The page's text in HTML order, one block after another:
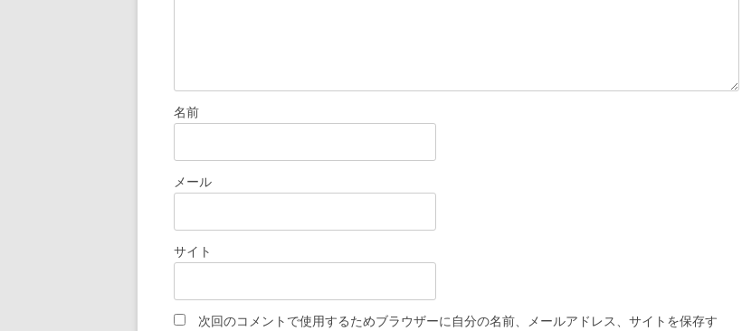
名前
メール
サイト
次回のコメントで使用するためブラウザーに自分の名前、メールアドレス、サイトを保存す